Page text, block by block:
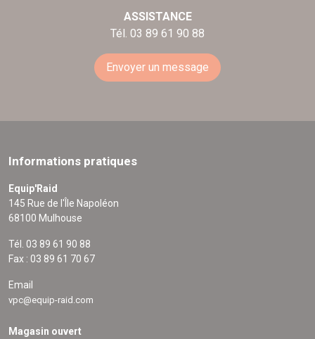
ASSISTANCE
Tél. 03 89 61 90 88
Envoyer un message
Informations pratiques
Equip'Raid
145 Rue de l'Île Napoléon
68100 Mulhouse
Tél. 03 89 61 90 88
Fax : 03 89 61 70 67
Email
vpc@equip-raid.com
Magasin ouvert